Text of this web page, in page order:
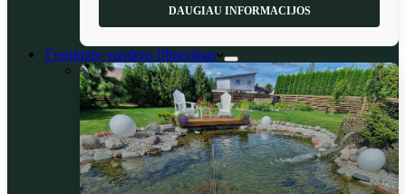
DAUGIAU INFORMACIJOS
Tvenkinio vandens filtravimas